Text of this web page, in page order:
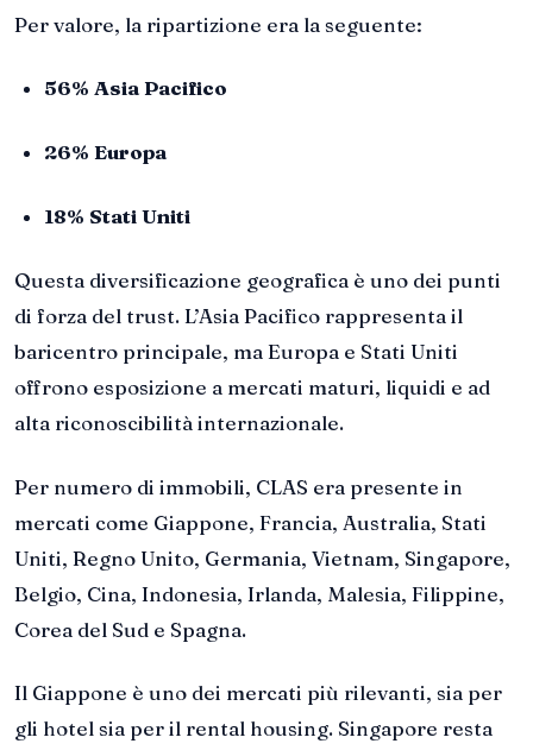
Per valore, la ripartizione era la seguente:
56% Asia Pacifico
26% Europa
18% Stati Uniti
Questa diversificazione geografica è uno dei punti
di forza del trust. L’Asia Pacifico rappresenta il
baricentro principale, ma Europa e Stati Uniti
offrono esposizione a mercati maturi, liquidi e ad
alta riconoscibilità internazionale.
Per numero di immobili, CLAS era presente in
mercati come Giappone, Francia, Australia, Stati
Uniti, Regno Unito, Germania, Vietnam, Singapore,
Belgio, Cina, Indonesia, Irlanda, Malesia, Filippine,
Corea del Sud e Spagna.
Il Giappone è uno dei mercati più rilevanti, sia per
gli hotel sia per il rental housing. Singapore resta